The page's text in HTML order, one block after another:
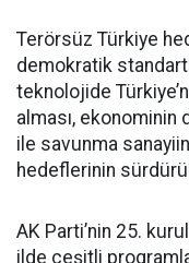
Terörsüz Türkiye
demokratik
teknolojide
alması,
ile savunma
hedeflerinin
AK Parti’nin 25.
ilde çeşitli